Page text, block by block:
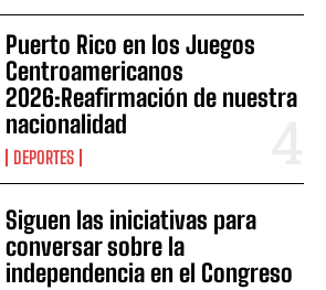
Puerto Rico en los Juegos
Centroamericanos
2026:Reafirmación de nuestra
nacionalidad
DEPORTES
Siguen las iniciativas para
conversar sobre la
independencia en el Congreso